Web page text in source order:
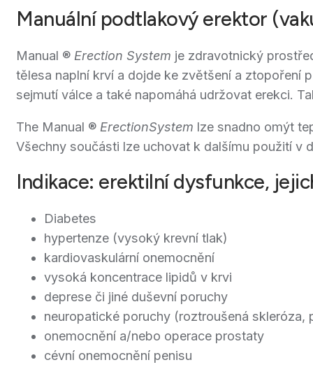
Manuální podtlakový erektor
Manual ® Erection System je zdravotnický
tělesa naplní krví a dojde ke zvětšení a ztopoření
sejmutí válce a také napomáhá udržovat erekci.
The Manual ® ErectionSystem lze snadno omýt
Všechny součásti lze uchovat k dalšímu použití v
Indikace: erektilní dysfunkce,
Diabetes
hypertenze (vysoký krevní tlak)
kardiovaskulární onemocnění
vysoká koncentrace lipidů v krvi
deprese či jiné duševní poruchy
neuropatické poruchy (roztroušená skleróza,
onemocnění a/nebo operace prostaty
cévní onemocnění penisu